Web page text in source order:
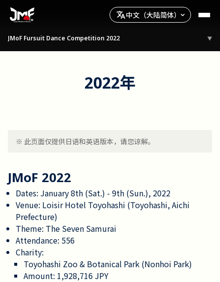
中文（大陆简体）
JMoF Fursuit Dance Competition 2022 ▼
2022年
※ 此页面仅提供日语和英语版本，请您谅解。
JMoF 2022
Dates: January 8th (Sat.) - 9th (Sun.), 2022
Venue: Loisir Hotel Toyohashi (Toyohashi, Aichi
Prefecture)
Theme: The Seven Samurai
Attendance: 556
Charity:
Toyohashi Zoo & Botanical Park (Nonhoi Park)
Amount: 1,928,716 JPY